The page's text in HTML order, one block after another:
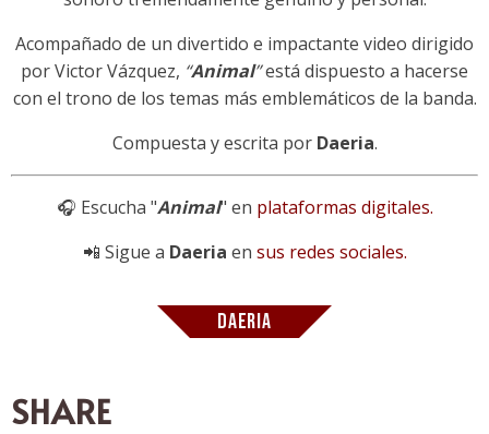
Acompañado de un divertido e impactante video dirigido
por Victor Vázquez, “Animal”está dispuesto a hacerse
con el trono de los temas más emblemáticos de la banda.
Compuesta y escrita por Daeria.
🎧 Escucha "Animal" en plataformas digitales.
📲 Sigue a Daeria en sus redes sociales.
DAERIA
SHARE